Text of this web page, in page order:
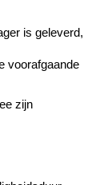
is geleverd,
voorafgaande
zijn